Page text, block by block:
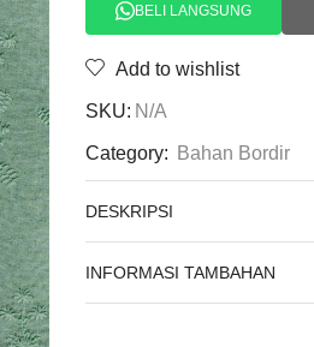
BELI LANGSUNG
Add to wishlist
SKU: N/A
Category: Bahan Bordir
DESKRIPSI
INFORMASI TAMBAHAN